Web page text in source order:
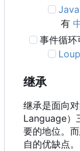
有
事件循环
继承
继承是面向
Language）
要的地位。
自的优缺点。